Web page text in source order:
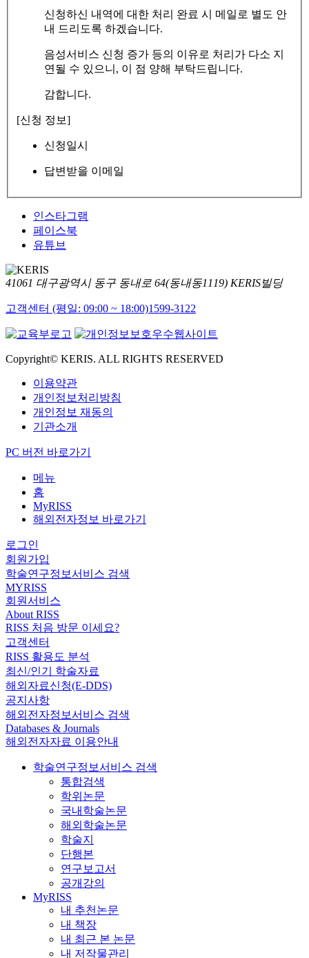
신청하신 내역에 대한 처리 완료 시 메일로 별도 안
내 드리도록 하겠습니다.
음성서비스 신청 증가 등의 이유로 처리가 다소 지
연될 수 있으니, 이 점 양해 부탁드립니다.
감합니다.
[신청 정보]
신청일시
답변받을 이메일
인스타그램
페이스북
유튜브
41061 대구광역시 동구 동내로 64(동내동1119) KERIS빌딩
고객센터 (평일: 09:00 ~ 18:00)1599-3122
Copyright© KERIS. ALL RIGHTS RESERVED
이용약관
개인정보처리방침
개인정보 재동의
기관소개
PC 버전 바로가기
메뉴
홈
MyRISS
해외전자정보 바로가기
로그인
회원가입
학술연구정보서비스 검색
MYRISS
회원서비스
About RISS
RISS 처음 방문 이세요?
고객센터
RISS 활용도 분석
최신/인기 학술자료
해외자료신청(E-DDS)
공지사항
해외전자정보서비스 검색
Databases & Journals
해외전자자료 이용안내
학술연구정보서비스 검색
통합검색
학위논문
국내학술논문
해외학술논문
학술지
단행본
연구보고서
공개강의
MyRISS
내 추천논문
내 책장
내 최근 본 논문
내 저작물관리